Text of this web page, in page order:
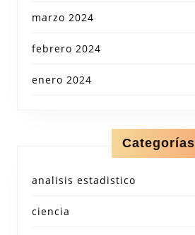
marzo 2024
febrero 2024
enero 2024
Categorías
analisis estadistico
ciencia